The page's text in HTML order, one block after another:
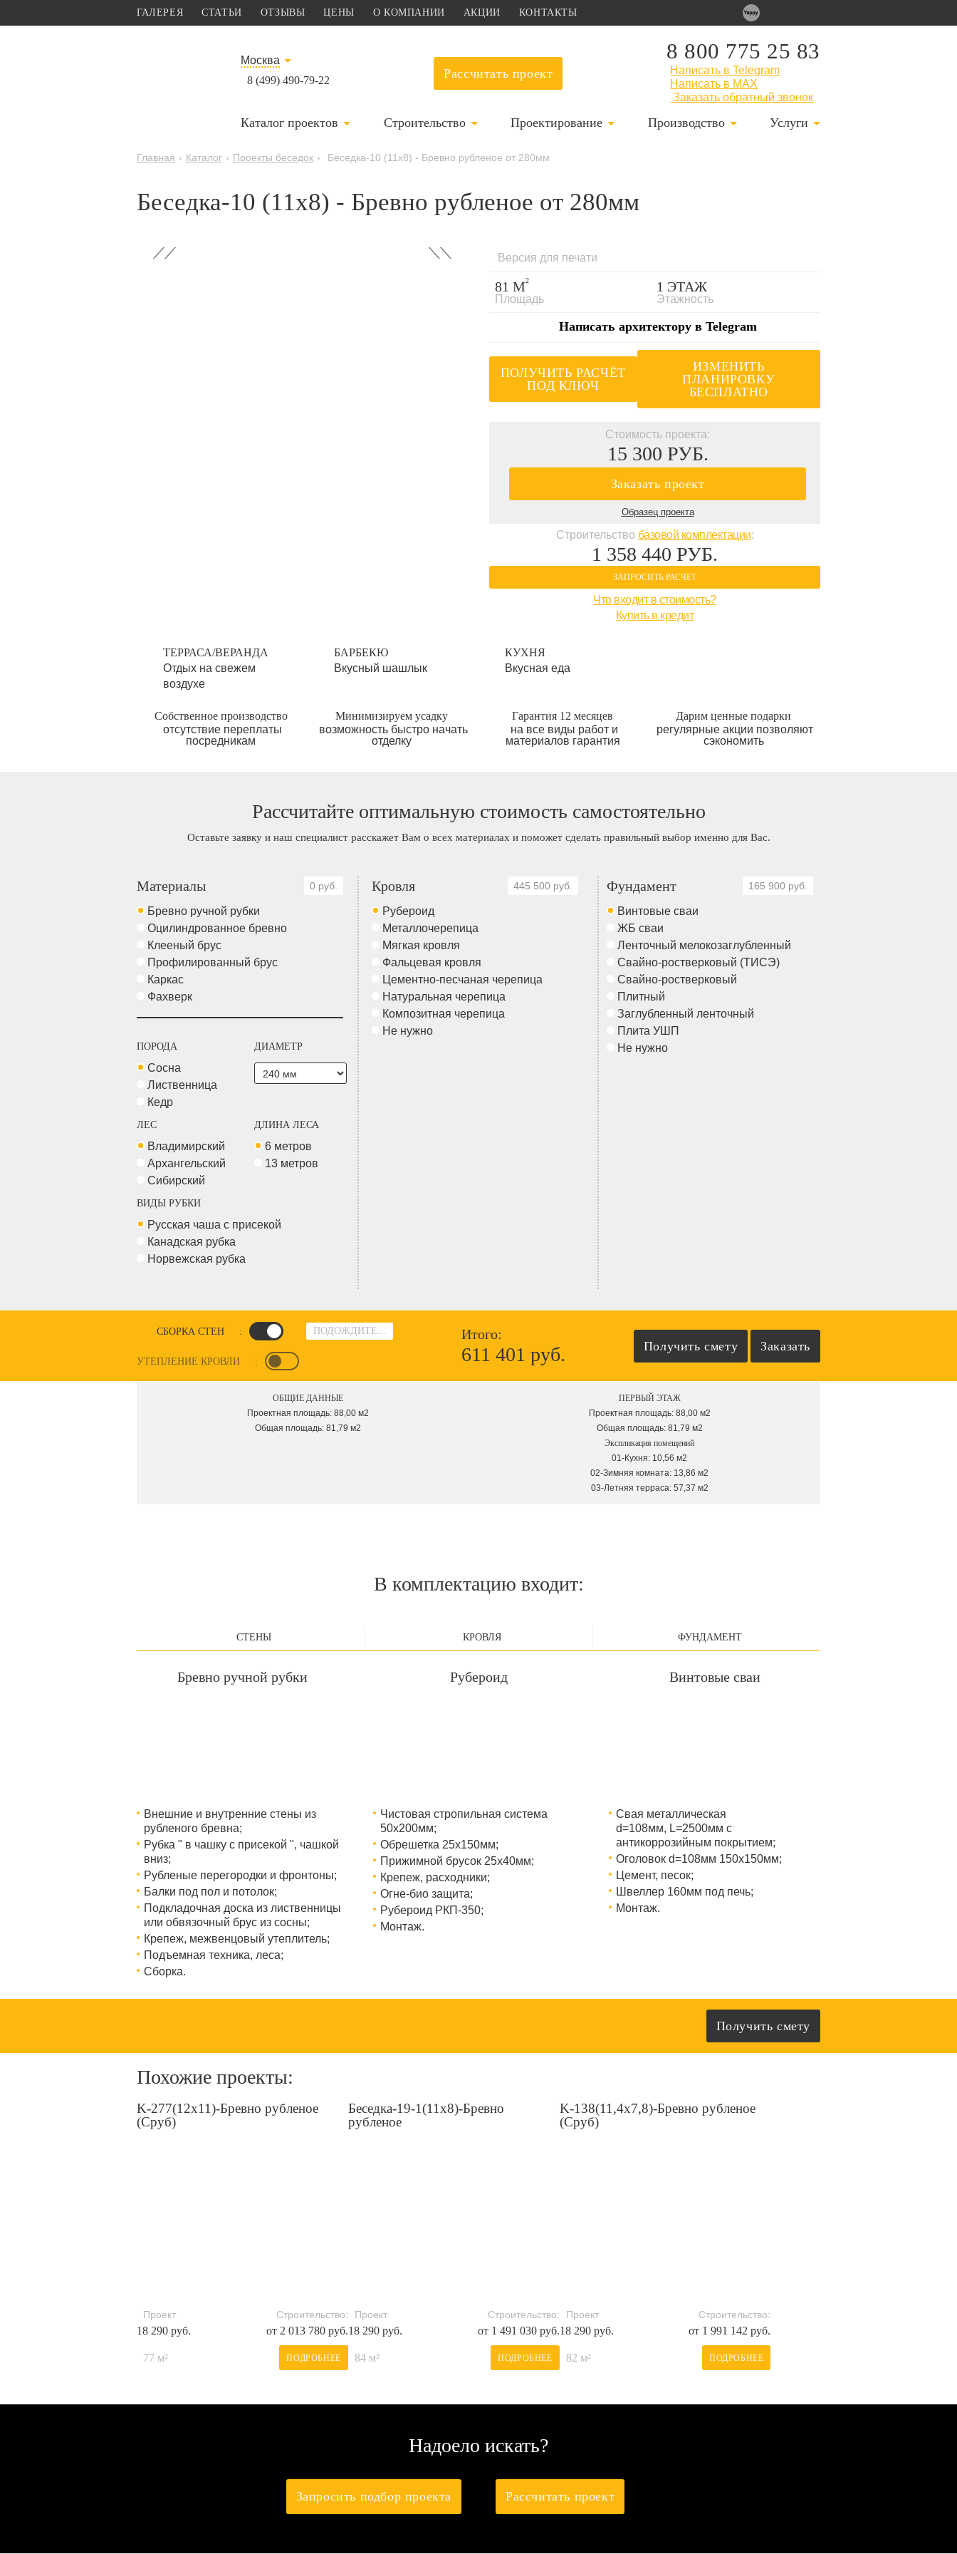
ГАЛЕРЕЯ СТАТЬИ ОТЗЫВЫ ЦЕНЫ О КОМПАНИИ АКЦИИ КОНТАКТЫ
Москва
8 (499) 490-79-22
Рассчитать проект
8 800 775 25 83
Написать в Telegram
Написать в MAX
Заказать обратный звонок
Каталог проектов Строительство Проектирование Производство Услуги
Главная › Каталог › Проекты беседок › Беседка-10 (11x8) - Бревно рубленое от 280мм
Беседка-10 (11x8) - Бревно рубленое от 280мм
‹ › Версия для печати
81 М2
Площадь
1 ЭТАЖ
Этажность
Написать архитектору в Telegram
ПОЛУЧИТЬ РАСЧЁТ
ПОД КЛЮЧ
ИЗМЕНИТЬ
ПЛАНИРОВКУ
БЕСПЛАТНО
Стоимость проекта:
15 300 РУБ.
Заказать проект
Образец проекта
Строительство базовой комплектации:
1 358 440 РУБ.
ЗАПРОСИТЬ РАСЧЕТ
Что входит в стоимость?
Купить в кредит
ТЕРРАСА/ВЕРАНДА
Отдых на свежем
воздухе
БАРБЕКЮ
Вкусный шашлык
КУХНЯ
Вкусная еда
Собственное производство
отсутствие переплаты
посредникам
Минимизируем усадку
возможность быстро начать
отделку
Гарантия 12 месяцев
на все виды работ и
материалов гарантия
Дарим ценные подарки
регулярные акции позволяют
сэкономить
Рассчитайте оптимальную стоимость самостоятельно
Оставьте заявку и наш специалист расскажет Вам о всех материалах и поможет сделать правильный выбор именно для Вас.
Материалы 0 руб.
Бревно ручной рубки
Оцилиндрованное бревно
Клееный брус
Профилированный брус
Каркас
Фахверк
ПОРОДА
Сосна
Лиственница
Кедр
ДИАМЕТР
ЛЕС
Владимирский
Архангельский
Сибирский
ДЛИНА ЛЕСА
6 метров
13 метров
ВИДЫ РУБКИ
Русская чаша с присекой
Канадская рубка
Норвежская рубка
Кровля 445 500 руб.
Рубероид
Металлочерепица
Мягкая кровля
Фальцевая кровля
Цементно-песчаная черепица
Натуральная черепица
Композитная черепица
Не нужно
Фундамент 165 900 руб.
Винтовые сваи
ЖБ сваи
Ленточный мелокозаглубленный
Свайно-ростверковый (ТИСЭ)
Свайно-ростверковый
Плитный
Заглубленный ленточный
Плита УШП
Не нужно
ПОДОЖДИТЕ...
СБОРКА СТЕН :
УТЕПЛЕНИЕ КРОВЛИ :
Итого:
611 401 руб.
ОБЩИЕ ДАННЫЕ
Проектная площадь: 88,00 м2
Общая площадь: 81,79 м2
ПЕРВЫЙ ЭТАЖ
Проектная площадь: 88,00 м2
Общая площадь: 81,79 м2
Экспликация помещений
01-Кухня: 10,56 м2
02-Зимняя комната: 13,86 м2
03-Летняя терраса: 57,37 м2
В комплектацию входит:
СТЕНЫ КРОВЛЯ ФУНДАМЕНТ
Бревно ручной рубки
Внешние и внутренние стены из
рубленого бревна;
Рубка " в чашку с присекой ", чашкой
вниз;
Рубленые перегородки и фронтоны;
Балки под пол и потолок;
Подкладочная доска из лиственницы
или обвязочный брус из сосны;
Крепеж, межвенцовый утеплитель;
Подъемная техника, леса;
Сборка.
Рубероид
Чистовая стропильная система
50х200мм;
Обрешетка 25х150мм;
Прижимной брусок 25х40мм;
Крепеж, расходники;
Огне-био защита;
Рубероид РКП-350;
Монтаж.
Винтовые сваи
Свая металлическая
d=108мм, L=2500мм с
антикоррозийным покрытием;
Оголовок d=108мм 150x150мм;
Цемент, песок;
Швеллер 160мм под печь;
Монтаж.
Получить смету
Похожие проекты:
K-277(12x11)-Бревно рубленое
(Сруб)
Проект
18 290 руб.
Строительство:
от 2 013 780 руб.
77 м² ПОДРОБНЕЕ
Беседка-19-1(11x8)-Бревно
рубленое
Проект
18 290 руб.
Строительство:
от 1 491 030 руб.
84 м² ПОДРОБНЕЕ
K-138(11,4х7,8)-Бревно рубленое
(Сруб)
Проект
18 290 руб.
Строительство:
от 1 991 142 руб.
82 м² ПОДРОБНЕЕ
Надоело искать?
Запросить подбор проекта Рассчитать проект